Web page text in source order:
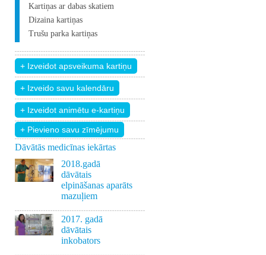
Kartiņas ar dabas skatiem
Dizaina kartiņas
Trušu parka kartiņas
+ Pievieno savu zīmējumu
Dāvātās medicīnas iekārtas
2018.gadā
dāvātais
elpināšanas aparāts
mazuļiem
2017. gadā
dāvātais
inkobators